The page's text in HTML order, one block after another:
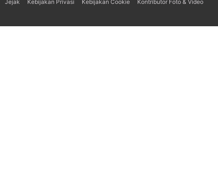
Jejak Kebijakan Privasi Kebijakan Cookie Kontributor Foto & Video